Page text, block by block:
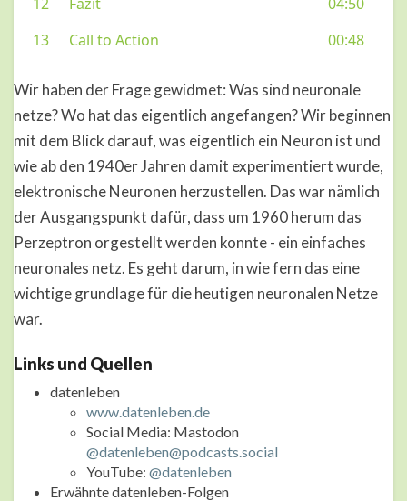
Wir haben der Frage gewidmet: Was sind neuronale
netze? Wo hat das eigentlich angefangen? Wir beginnen
mit dem Blick darauf, was eigentlich ein Neuron ist und
wie ab den 1940er Jahren damit experimentiert wurde,
elektronische Neuronen herzustellen. Das war nämlich
der Ausgangspunkt dafür, dass um 1960 herum das
Perzeptron orgestellt werden konnte - ein einfaches
neuronales netz. Es geht darum, in wie fern das eine
wichtige grundlage für die heutigen neuronalen Netze
war.
Links und Quellen
datenleben
www.datenleben.de
Social Media: Mastodon
@datenleben@podcasts.social
YouTube: @datenleben
Erwähnte datenleben-Folgen